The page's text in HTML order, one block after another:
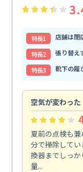
特⻑1
店舗は閉
特⻑2
張り替え
特⻑3
靴下の履
空気が変わった
夏前の点検も
分で掃除して
換器までしっ
量...